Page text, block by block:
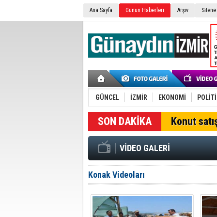
Ana Sayfa Günün Haberleri Arşiv
GÜNCEL İZMİR EKONOMİ
SON DAKİKA Konut
VİDEO GALERİ
Konak Videoları